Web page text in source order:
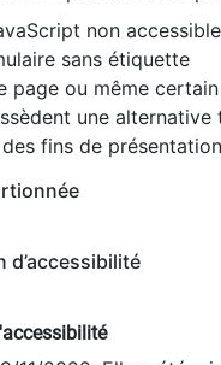
non
sans étiquette
page ou même
une alternative
fins de
d’accessibilité